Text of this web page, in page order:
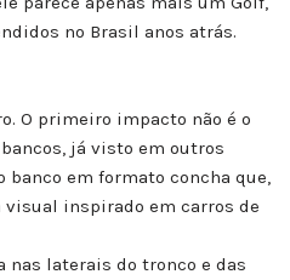
no Brasil anos atrás.
O primeiro impacto não é o
já visto em outros
banco em formato concha que,
visual inspirado em carros de
nas laterais do tronco e das